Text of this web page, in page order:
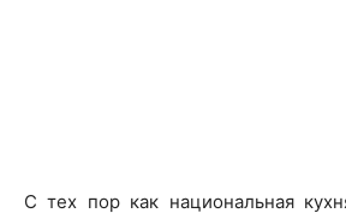
С тех пор как национальная